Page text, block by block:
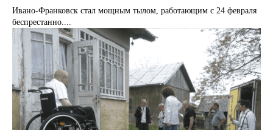
Ивано-Франковск стал мощным тылом, работающим с 24 февраля
беспрестанно....